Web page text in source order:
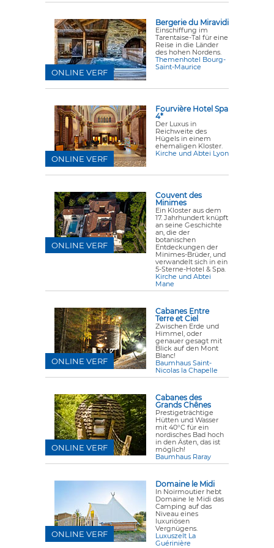
Bergerie du Miravidi
Einschiffung im
Tarentaise-Tal für eine
Reise in die Länder
des hohen Nordens.
Themenhotel Bourg-
Saint-Maurice
ONLINE VERF
Fourvière Hotel Spa
4*
Der Luxus in
Reichweite des
Hügels in einem
ehemaligen Kloster.
Kirche und Abtei Lyon
ONLINE VERF
Couvent des
Minimes
Ein Kloster aus dem
17. Jahrhundert knüpft
an seine Geschichte
an, die der
botanischen
Entdeckungen der
Minimes-Brüder, und
verwandelt sich in ein
5-Sterne-Hotel & Spa.
Kirche und Abtei
Mane
ONLINE VERF
Cabanes Entre
Terre et Ciel
Zwischen Erde und
Himmel, oder
genauer gesagt mit
Blick auf den Mont
Blanc!
Baumhaus Saint-
Nicolas la Chapelle
ONLINE VERF
Cabanes des
Grands Chênes
Prestigeträchtige
Hütten und Wasser
mit 40°C für ein
nordisches Bad hoch
in den Ästen, das ist
möglich!
Baumhaus Raray
ONLINE VERF
Domaine le Midi
In Noirmoutier hebt
Domaine le Midi das
Camping auf das
Niveau eines
luxuriösen
Vergnügens.
Luxuszelt La
Guérinière
ONLINE VERF